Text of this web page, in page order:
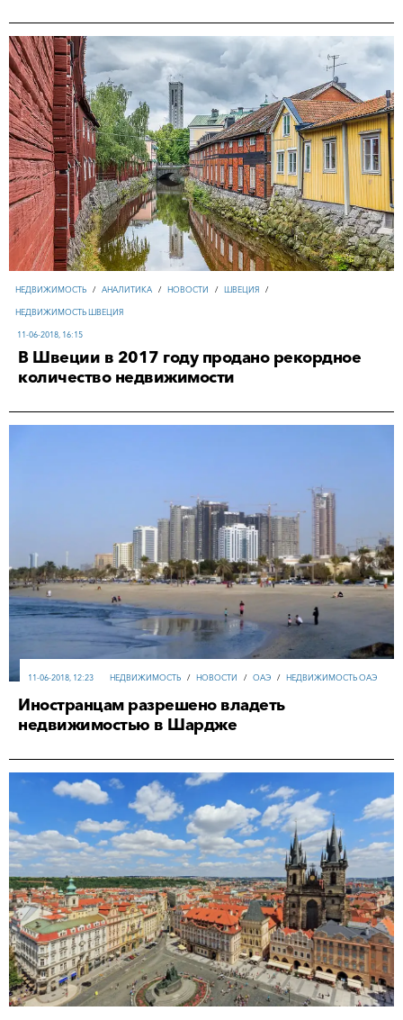
НЕДВИЖИМОСТЬ / АНАЛИТИКА / НОВОСТИ / ШВЕЦИЯ /
НЕДВИЖИМОСТЬ ШВЕЦИЯ
11-06-2018, 16:15
В Швеции в 2017 году продано рекордное
количество недвижимости
НЕДВИЖИМОСТЬ / НОВОСТИ / ОАЭ / НЕДВИЖИМОСТЬ ОАЭ
11-06-2018, 12:23
Иностранцам разрешено владеть
недвижимостью в Шардже